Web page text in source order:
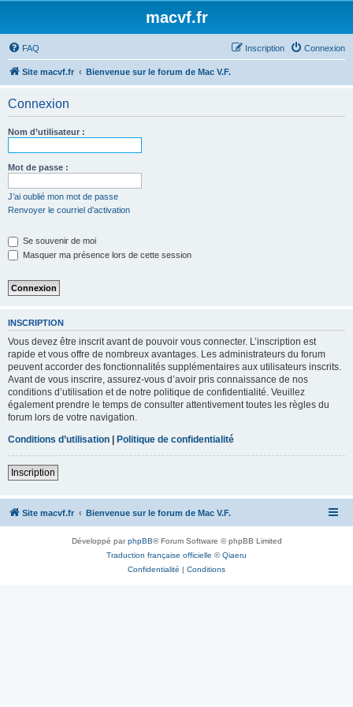
macvf.fr
FAQ Connexion
Inscription
Site macvf.fr Bienvenue sur le forum de Mac V.F.
Connexion
Nom d’utilisateur :
Mot de passe :
J’ai oublié mon mot de passe
Renvoyer le courriel d’activation
Se souvenir de moi
Masquer ma présence lors de cette session
INSCRIPTION
Vous devez être inscrit avant de pouvoir vous connecter. L’inscription est
rapide et vous offre de nombreux avantages. Les administrateurs du forum
peuvent accorder des fonctionnalités supplémentaires aux utilisateurs inscrits.
Avant de vous inscrire, assurez-vous d’avoir pris connaissance de nos
conditions d’utilisation et de notre politique de confidentialité. Veuillez
également prendre le temps de consulter attentivement toutes les règles du
forum lors de votre navigation.
Conditions d’utilisation | Politique de confidentialité
Inscription
Site macvf.fr Bienvenue sur le forum de Mac V.F.
Développé parphpBB® Forum Software © phpBB Limited
Traduction française officielle ©Qiaeru
Confidentialité | Conditions